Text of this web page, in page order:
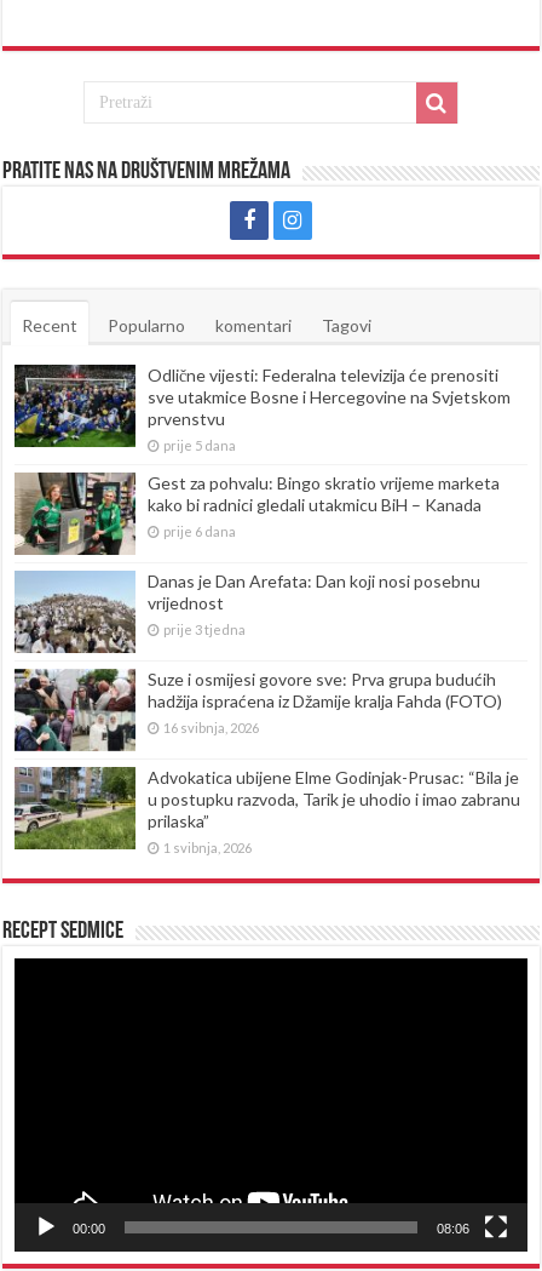
Pratite nas na društvenim mrežama
Recent Popularno komentari Tagovi
Odlične vijesti: Federalna televizija će prenositi
sve utakmice Bosne i Hercegovine na Svjetskom
prvenstvu
prije 5 dana
Gest za pohvalu: Bingo skratio vrijeme marketa
kako bi radnici gledali utakmicu BiH – Kanada
prije 6 dana
Danas je Dan Arefata: Dan koji nosi posebnu
vrijednost
prije 3 tjedna
Suze i osmijesi govore sve: Prva grupa budućih
hadžija ispraćena iz Džamije kralja Fahda (FOTO)
16 svibnja, 2026
Advokatica ubijene Elme Godinjak-Prusac: “Bila je
u postupku razvoda, Tarik je uhodio i imao zabranu
prilaska”
1 svibnja, 2026
Recept sedmice
00:00 08:06